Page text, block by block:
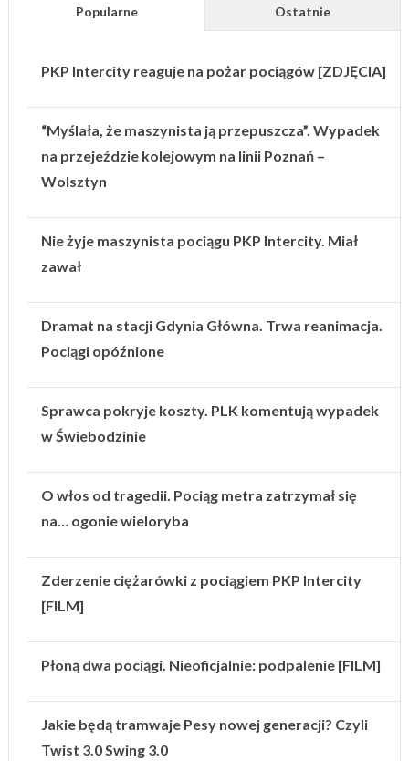
Popularne Ostatnie
PKP Intercity reaguje na pożar pociągów [ZDJĘCIA]
“Myślała, że maszynista ją przepuszcza”. Wypadek
na przejeździe kolejowym na linii Poznań –
Wolsztyn
Nie żyje maszynista pociągu PKP Intercity. Miał
zawał
Dramat na stacji Gdynia Główna. Trwa reanimacja.
Pociągi opóźnione
Sprawca pokryje koszty. PLK komentują wypadek
w Świebodzinie
O włos od tragedii. Pociąg metra zatrzymał się
na… ogonie wieloryba
Zderzenie ciężarówki z pociągiem PKP Intercity
[FILM]
Płoną dwa pociągi. Nieoficjalnie: podpalenie [FILM]
Jakie będą tramwaje Pesy nowej generacji? Czyli
Twist 3.0 Swing 3.0